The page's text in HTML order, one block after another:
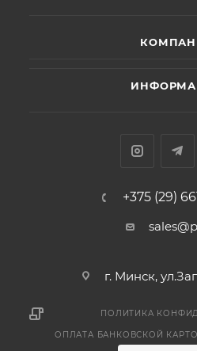
+375 (29)
г. Минск,
ПОЛИТИКА
ОПЛАТА БАНКОВСКОЙ